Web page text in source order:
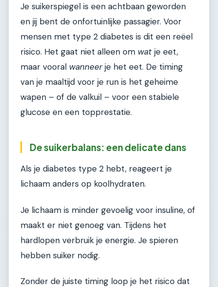
Je suikerspiegel is een achtbaan geworden
en jij bent de onfortuinlijke passagier. Voor
mensen met type 2 diabetes is dit een reëel
risico. Het gaat niet alleen om wat je eet,
maar vooral wanneerje het eet. De timing
van je maaltijd voor je run is het geheime
wapen – of de valkuil – voor een stabiele
glucose en een topprestatie.
De suikerbalans: een delicate dans
Als je diabetes type 2 hebt, reageert je
lichaam anders op koolhydraten.
Je lichaam is minder gevoelig voor insuline, of
maakt er niet genoeg van. Tijdens het
hardlopen verbruik je energie. Je spieren
hebben suiker nodig.
Zonder de juiste timing loop je het risico dat